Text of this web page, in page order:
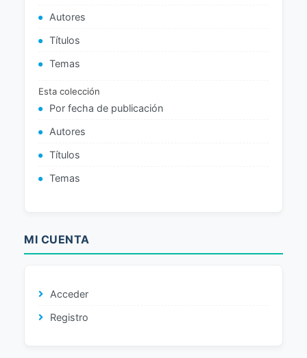
Autores
Títulos
Temas
Esta colección
Por fecha de publicación
Autores
Títulos
Temas
MI CUENTA
Acceder
Registro